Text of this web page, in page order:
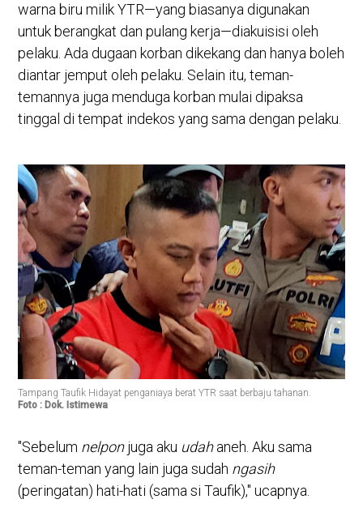
warna biru milik YTR—yang biasanya digunakan
untuk berangkat dan pulang kerja—diakuisisi oleh
pelaku. Ada dugaan korban dikekang dan hanya boleh
diantar jemput oleh pelaku. Selain itu, teman-
temannya juga menduga korban mulai dipaksa
tinggal di tempat indekos yang sama dengan pelaku.
Tampang Taufik Hidayat penganiaya berat YTR saat berbaju tahanan.
Foto : Dok. Istimewa
"Sebelum nelponjuga aku udahaneh. Aku sama
teman-teman yang lain juga sudah ngasih
(peringatan) hati-hati (sama si Taufik)," ucapnya.